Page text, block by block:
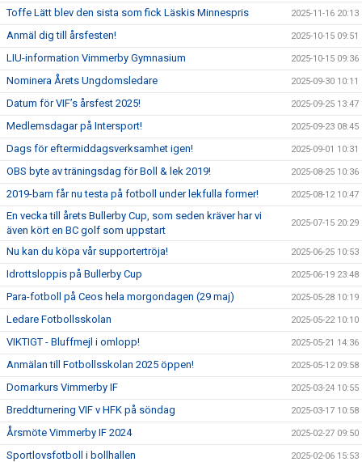
Toffe Lätt blev den sista som fick Läskis Minnespris 2025-11-16 20:13
Anmäl dig till årsfesten! 2025-10-15 09:51
LIU-information Vimmerby Gymnasium 2025-10-15 09:36
Nominera Årets Ungdomsledare 2025-09-30 10:11
Datum för VIF’s årsfest 2025! 2025-09-25 13:47
Medlemsdagar på Intersport! 2025-09-23 08:45
Dags för eftermiddagsverksamhet igen! 2025-09-01 10:31
OBS byte av träningsdag för Boll & lek 2019! 2025-08-25 10:36
2019-barn får nu testa på fotboll under lekfulla former! 2025-08-12 10:47
En vecka till årets Bullerby Cup, som seden kräver har vi
även kört en BC golf som uppstart
2025-07-15 20:29
Nu kan du köpa vår supportertröja! 2025-06-25 10:53
Idrottsloppis på Bullerby Cup 2025-06-19 23:48
Para-fotboll på Ceos hela morgondagen (29 maj) 2025-05-28 10:19
Ledare Fotbollsskolan 2025-05-22 10:10
VIKTIGT - Bluffmejl i omlopp! 2025-05-21 14:36
Anmälan till Fotbollsskolan 2025 öppen! 2025-05-12 09:58
Domarkurs Vimmerby IF 2025-03-24 10:55
Breddturnering VIF v HFK på söndag 2025-03-17 10:58
Årsmöte Vimmerby IF 2024 2025-02-27 09:50
Sportlovsfotboll i bollhallen 2025-02-06 15:53